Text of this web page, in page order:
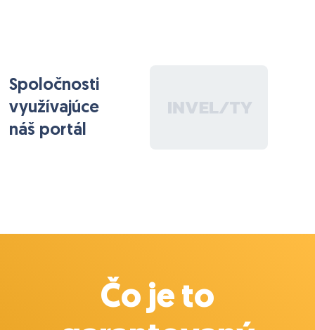
Spoločnosti
využívajúce
náš portál
Čo je to